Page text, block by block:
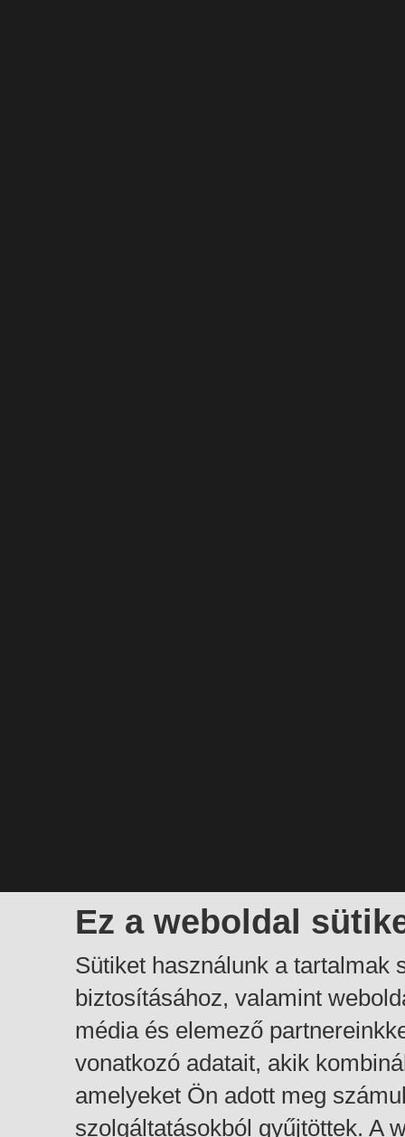
Ez a weboldal
Sütiket használunk a tartalmak
biztosításához, valamint
média és elemező
vonatkozó adatait, akik
amelyeket Ön adott meg
szolgáltatásokból gyűjtöttek. A